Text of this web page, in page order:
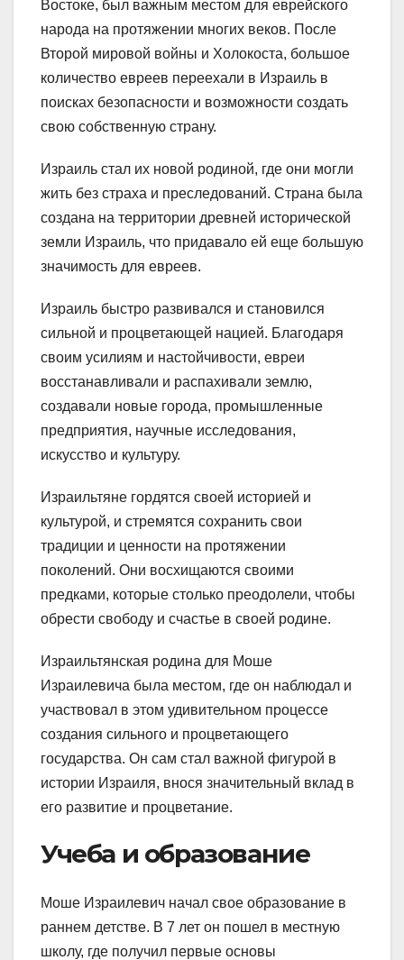
Востоке, был важным местом для еврейского
народа на протяжении многих веков. После
Второй мировой войны и Холокоста, большое
количество евреев переехали в Израиль в
поисках безопасности и возможности создать
свою собственную страну.
Израиль стал их новой родиной, где они могли
жить без страха и преследований. Страна была
создана на территории древней исторической
земли Израиль, что придавало ей еще большую
значимость для евреев.
Израиль быстро развивался и становился
сильной и процветающей нацией. Благодаря
своим усилиям и настойчивости, евреи
восстанавливали и распахивали землю,
создавали новые города, промышленные
предприятия, научные исследования,
искусство и культуру.
Израильтяне гордятся своей историей и
культурой, и стремятся сохранить свои
традиции и ценности на протяжении
поколений. Они восхищаются своими
предками, которые столько преодолели, чтобы
обрести свободу и счастье в своей родине.
Израильтянская родина для Моше
Израилевича была местом, где он наблюдал и
участвовал в этом удивительном процессе
создания сильного и процветающего
государства. Он сам стал важной фигурой в
истории Израиля, внося значительный вклад в
его развитие и процветание.
Учеба и образование
Моше Израилевич начал свое образование в
раннем детстве. В 7 лет он пошел в местную
школу, где получил первые основы